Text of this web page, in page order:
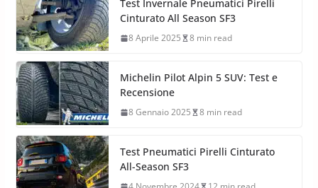
Test Invernale Pneumatici Pirelli
Cinturato All Season SF3
8 Aprile 2025 8 min read
Michelin Pilot Alpin 5 SUV: Test e
Recensione
8 Gennaio 2025 8 min read
Test Pneumatici Pirelli Cinturato
All-Season SF3